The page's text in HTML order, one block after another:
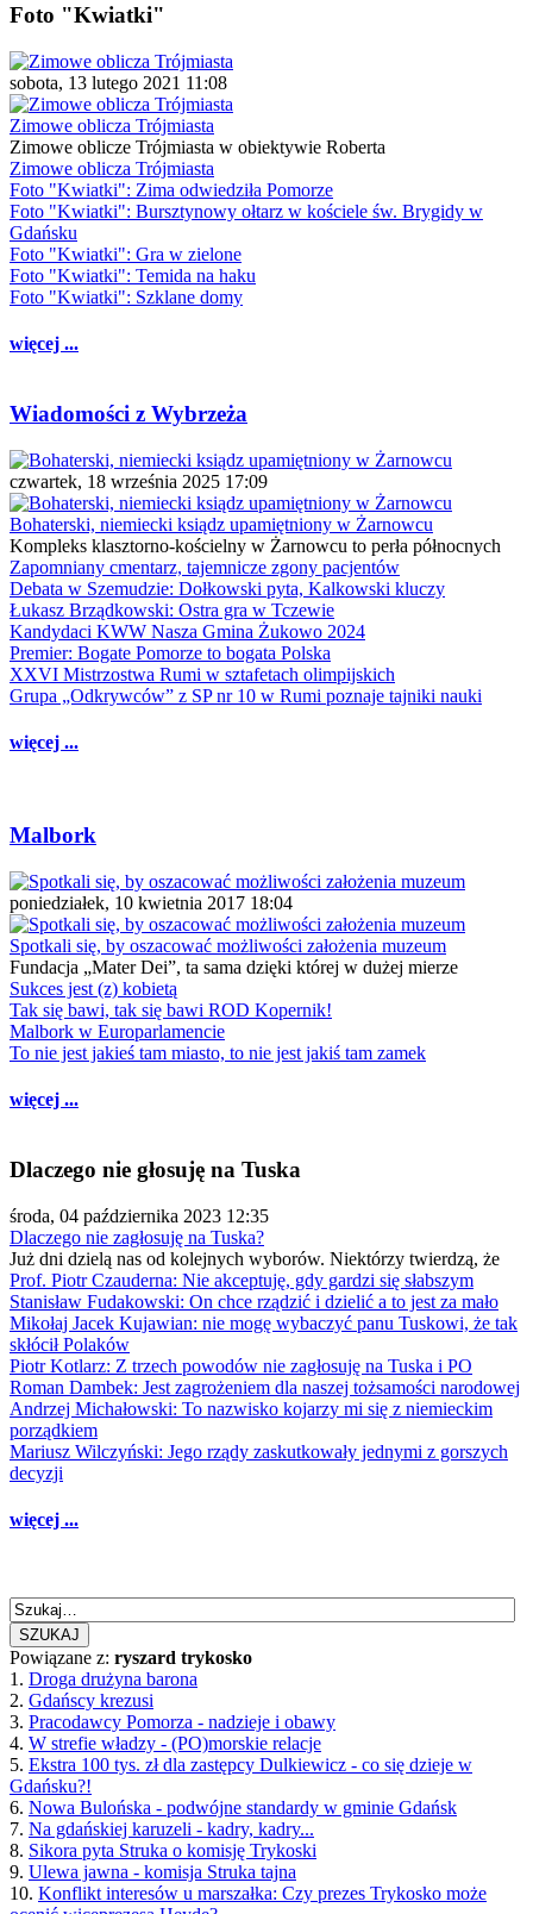
Foto "Kwiatki"
sobota, 13 lutego 2021 11:08
Zimowe oblicza Trójmiasta
Zimowe oblicze Trójmiasta w obiektywie Roberta
Zimowe oblicza Trójmiasta
Foto "Kwiatki": Zima odwiedziła Pomorze
Foto "Kwiatki": Bursztynowy ołtarz w kościele św. Brygidy w
Gdańsku
Foto "Kwiatki": Gra w zielone
Foto "Kwiatki": Temida na haku
Foto "Kwiatki": Szklane domy
więcej ...
Wiadomości z Wybrzeża
czwartek, 18 września 2025 17:09
Bohaterski, niemiecki ksiądz upamiętniony w Żarnowcu
Kompleks klasztorno-kościelny w Żarnowcu to perła północnych
Zapomniany cmentarz, tajemnicze zgony pacjentów
Debata w Szemudzie: Dołkowski pyta, Kalkowski kluczy
Łukasz Brządkowski: Ostra gra w Tczewie
Kandydaci KWW Nasza Gmina Żukowo 2024
Premier: Bogate Pomorze to bogata Polska
XXVI Mistrzostwa Rumi w sztafetach olimpijskich
Grupa „Odkrywców” z SP nr 10 w Rumi poznaje tajniki nauki
więcej ...
Malbork
poniedziałek, 10 kwietnia 2017 18:04
Spotkali się, by oszacować możliwości założenia muzeum
Fundacja „Mater Dei”, ta sama dzięki której w dużej mierze
Sukces jest (z) kobietą
Tak się bawi, tak się bawi ROD Kopernik!
Malbork w Europarlamencie
To nie jest jakieś tam miasto, to nie jest jakiś tam zamek
więcej ...
Dlaczego nie głosuję na Tuska
środa, 04 października 2023 12:35
Dlaczego nie zagłosuję na Tuska?
Już dni dzielą nas od kolejnych wyborów. Niektórzy twierdzą, że
Prof. Piotr Czauderna: Nie akceptuję, gdy gardzi się słabszym
Stanisław Fudakowski: On chce rządzić i dzielić a to jest za mało
Mikołaj Jacek Kujawian: nie mogę wybaczyć panu Tuskowi, że tak
skłócił Polaków
Piotr Kotlarz: Z trzech powodów nie zagłosuję na Tuska i PO
Roman Dambek: Jest zagrożeniem dla naszej tożsamości narodowej
Andrzej Michałowski: To nazwisko kojarzy mi się z niemieckim
porządkiem
Mariusz Wilczyński: Jego rządy zaskutkowały jednymi z gorszych
decyzji
więcej ...
SZUKAJ
Powiązane z: ryszard trykosko
1. Droga drużyna barona
2. Gdańscy krezusi
3. Pracodawcy Pomorza - nadzieje i obawy
4. W strefie władzy - (PO)morskie relacje
5. Ekstra 100 tys. zł dla zastępcy Dulkiewicz - co się dzieje w
Gdańsku?!
6. Nowa Bulońska - podwójne standardy w gminie Gdańsk
7. Na gdańskiej karuzeli - kadry, kadry...
8. Sikora pyta Struka o komisję Trykoski
9. Ulewa jawna - komisja Struka tajna
10. Konflikt interesów u marszałka: Czy prezes Trykosko może